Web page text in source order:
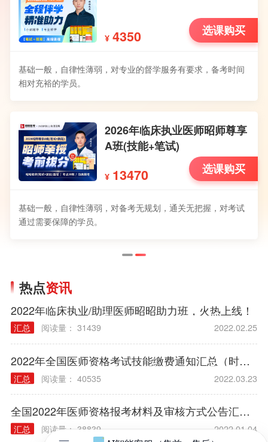
¥ 4350 选课购买
基础一般，自律性薄弱，对专业的督学服务有要求，备考时间
相对充裕的学员。
2026年临床执业医师昭师尊享
A班(技能+笔试)
¥ 13470 选课购买
基础一般，自律性薄弱，对备考无规划，通关无把握，对考试
通过需要保障的学员。
热点资讯
2022年临床执业/助理医师昭昭助力班，火热上线！
汇总 阅读量： 31439 2022.02.25
2022年全国医师资格考试技能缴费通知汇总（时间/方式/标准）
汇总 阅读量： 40535 2022.03.23
全国2022年医师资格报考材料及审核方式公告汇总（各考区）
汇总 阅读量： 38839 2022.01.04